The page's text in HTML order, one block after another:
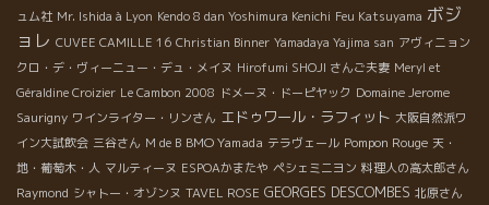
ュム社 Mr. Ishida à Lyon Kendo 8 dan Yoshimura Kenichi Feu Katsuyama ボジ
ョレ CUVEE CAMILLE 16 Christian Binner Yamadaya Yajima san アヴィニョン
クロ・デ・ヴィーニュー・デュ・メイヌ Hirofumi SHOJI さんご夫妻 Meryl et
Géraldine Croizier Le Cambon 2008 ドメーヌ・ドーピヤック Domaine Jerome
Saurigny ワインライター・リンさん エドゥワール・ラフィット 大阪自然派ワ
イン大試飲会 三谷さん M de B BMO Yamada テラヴェール Pompon Rouge 天・
地・葡萄木・人 マルティーヌ ESPOAかまたや ペシェミニヨン 料理人の高太郎さん
Raymond シャトー・オゾンヌ TAVEL ROSE GEORGES DESCOMBES 北原さん